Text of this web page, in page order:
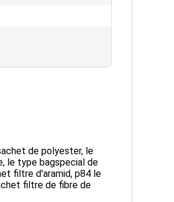
de polyester, le
le type bagspecial de
filtre d'aramid, p84 le
filtre de fibre de